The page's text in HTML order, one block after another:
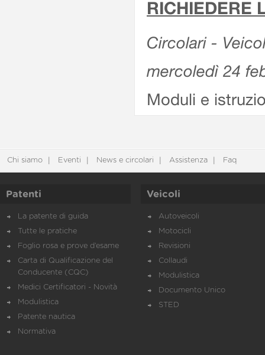
RICHIEDERE
Circolari -
mercoledì 24
Moduli e
Chi siamo Eventi News e circolari Assistenza Faq
Patenti
La patente di guida
Tutte le pratiche
Foglio rosa e prove d’esame
Carta di Qualificazione del
Conducente (CQC)
Medici Certificatori - Novità
Modulistica
Patente nautica
Normativa
Veicoli
Autoveicoli
Motocicli
Revisioni
Collaudi
Modulistica
Documento Unico
STED